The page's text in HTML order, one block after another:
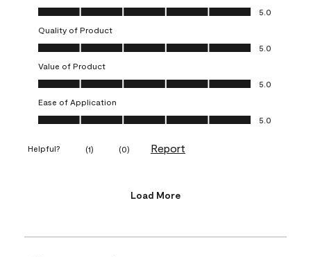
Overall Appearance, 5.0 out of 5
5.0
Quality of Product
Quality of Product, 5.0 out of 5
5.0
Value of Product
Value of Product, 5.0 out of 5
5.0
Ease of Application
Ease of Application, 5.0 out of 5
5.0
Helpful? (1) (0) Report
Load More